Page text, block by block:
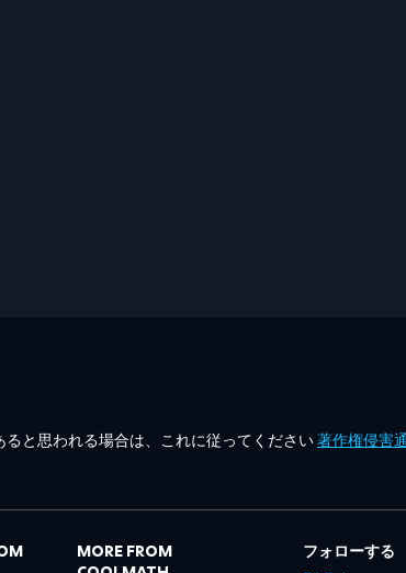
と思われる場合は、これに従ってください著作権侵害
MORE FROM
フォローする